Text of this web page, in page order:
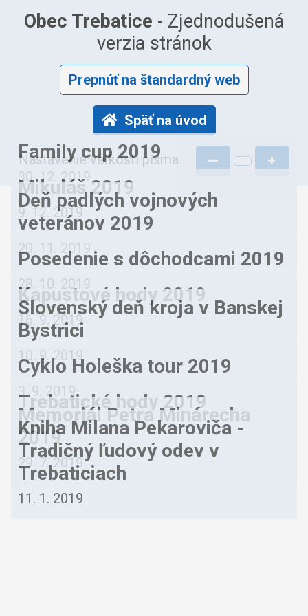
Obec Trebatice - Zjednodušená
verzia stránok
Prepnúť na štandardný web
Späť na úvod
Nastavenie veľkosti písma — +
Family cup 2019
30. 12. 2019
Mikuláš 2019
9. 12. 2019
Deň padlých vojnových
veteránov 2019
20. 11. 2019
Posedenie s dôchodcami 2019
28. 10. 2019
Kapustové hody 2019
16. 9. 2019
Slovenský deň kroja v Banskej
Bystrici
10. 9. 2019
Cyklo Holeška tour 2019
3. 9. 2019
Trebatické hody 2019
28. 8. 2019
Memoriál Petra Minárecha
2019
29. 7. 2019
Kniha Milana Pekaroviča -
Tradičný ľudový odev v
Trebaticiach
11. 1. 2019